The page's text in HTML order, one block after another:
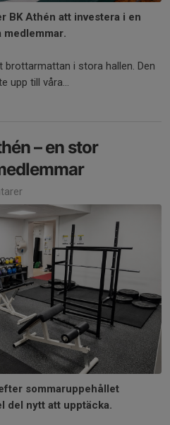
BK Athén att investera i en
brottarmattan i stora hallen. Den
upp till våra...
– en stor
sommaruppehållet
del nytt att upptäcka.